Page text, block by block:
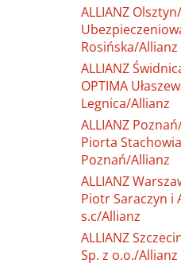
ALLIANZ
Rosińska/Allianz
ALLIANZ
OPTIMA
Legnica/Allianz
ALLIANZ
Piorta
Poznań/Allianz
ALLIANZ
Piotr Saraczyn i
s.c/Allianz
ALLIANZ
Sp. z o.o./Allianz